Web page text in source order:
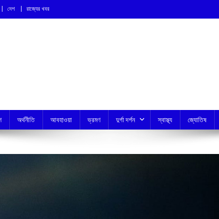
দেশ রাজ্যের খবর
অর্থনীতি আবহাওয়া ভ্রমণ দুর্গা দর্শন স্বাস্থ্য জ্যোতিষ